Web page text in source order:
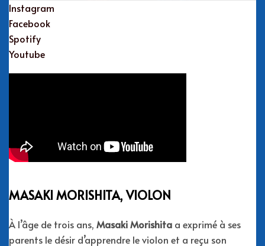
Instagram
Facebook
Spotify
Youtube
MASAKI MORISHITA, VIOLON
À l’âge de trois ans, Masaki Morishita a exprimé à ses
parents le désir d’apprendre le violon et a reçu son